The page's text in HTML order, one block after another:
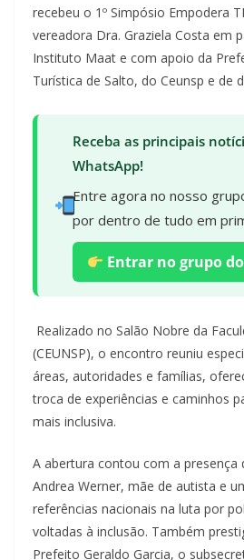
recebeu o 1º Simpósio Empodera
vereadora Dra. Graziela Costa em
Instituto Maat e com apoio da
Turística de Salto, do Ceunsp e de
Receba as principais
WhatsApp!
Entre agora no nosso
por dentro de tudo em
Entrar no grupo
Realizado no Salão Nobre da
(CEUNSP), o encontro reuniu
áreas, autoridades e famílias,
troca de experiências e caminhos
mais inclusiva.
A abertura contou com a presença
Andrea Werner, mãe de autista e
referências nacionais na luta por
voltadas à inclusão. Também
Prefeito Geraldo Garcia, o